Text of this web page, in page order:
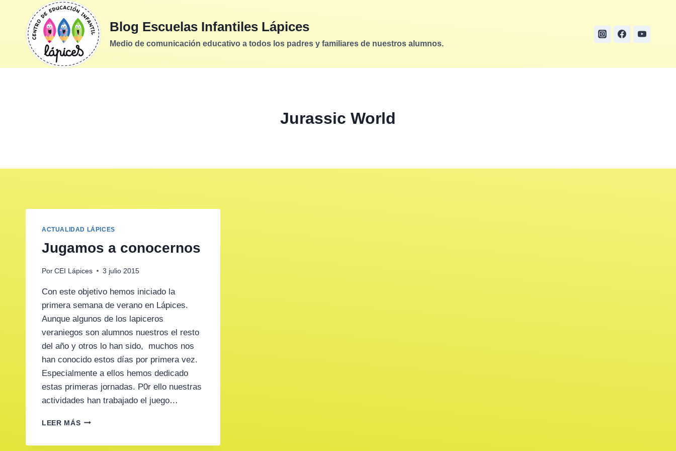
contenido
Blog Escuelas Infantiles Lápices
Medio de comunicación educativo a todos los padres y familiares de nuestros alumnos.
Jurassic World
ACTUALIDAD LÁPICES
Jugamos a conocernos
Por CEI Lápices 3 julio 2015
Con este objetivo hemos iniciado la
primera semana de verano en Lápices.
Aunque algunos de los lapiceros
veraniegos son alumnos nuestros el resto
del año y otros lo han sido, muchos nos
han conocido estos días por primera vez.
Especialmente a ellos hemos dedicado
estas primeras jornadas. P0r ello nuestras
actividades han trabajado el juego…
LEER MÁSJUGAMOS